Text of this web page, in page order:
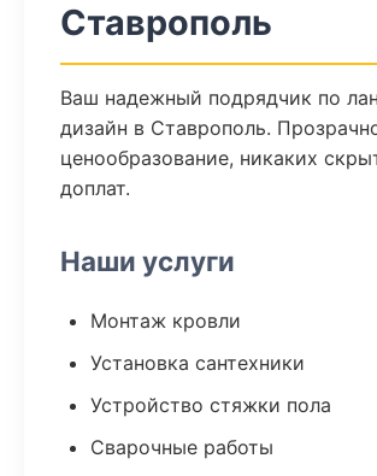
Ставрополь
Ваш надежный подрядчик по
дизайн в Ставрополь.
ценообразование, никаких
доплат.
Наши услуги
Монтаж кровли
Установка сантехники
Устройство стяжки пола
Сварочные работы